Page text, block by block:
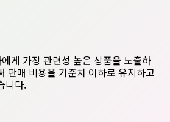
게 가장 관련성 높은 상품을 노출하
판매 비용을 기준치 이하로 유지하고
니다.